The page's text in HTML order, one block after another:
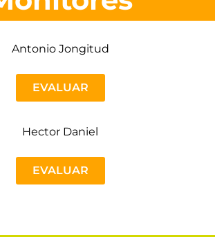
Antonio Jongitud
EVALUAR
Hector Daniel
EVALUAR